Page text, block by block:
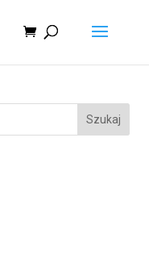
Szukaj